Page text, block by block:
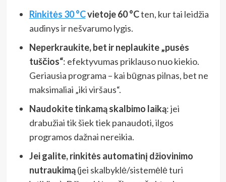
Rinkitės 30 °Cvietoje 60 °Cten, kur tai leidžia
audinys ir nešvarumo lygis.
Neperkraukite, bet ir neplaukite „pusės
tuščios“: efektyvumas priklauso nuo kiekio.
Geriausia programa – kai būgnas pilnas, bet ne
maksimaliai „iki viršaus“.
Naudokite tinkamą skalbimo laiką: jei
drabužiai tik šiek tiek panaudoti, ilgos
programos dažnai nereikia.
Jei galite, rinkitės automatinį džiovinimo
nutraukimą(jei skalbyklė/sistemėlė turi